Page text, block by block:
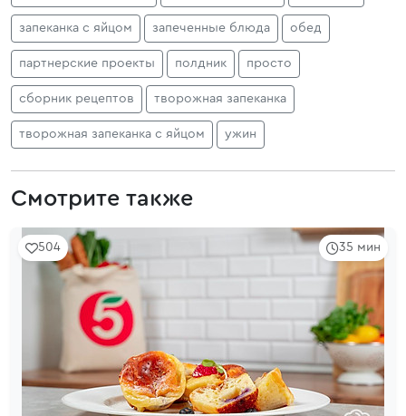
запеканка с яйцом запеченные блюда обед
партнерские проекты полдник просто
сборник рецептов творожная запеканка
творожная запеканка с яйцом ужин
Смотрите также
35 мин
504